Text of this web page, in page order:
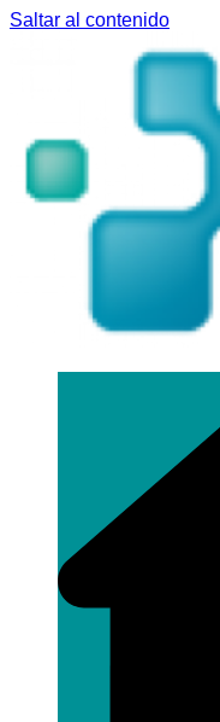
Saltar al contenido